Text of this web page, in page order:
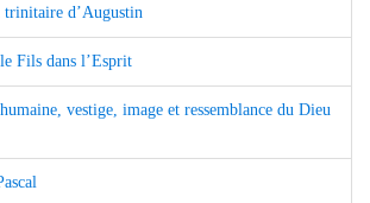
d’Augustin
Fils dans l’Esprit
vestige, image et ressemblance du Dieu